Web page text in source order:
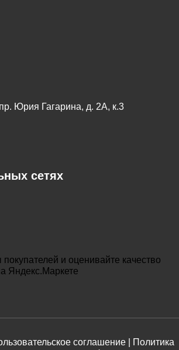
Юрия Гагарина, д. 2А, к.3
сетях
соглашение |
Политика